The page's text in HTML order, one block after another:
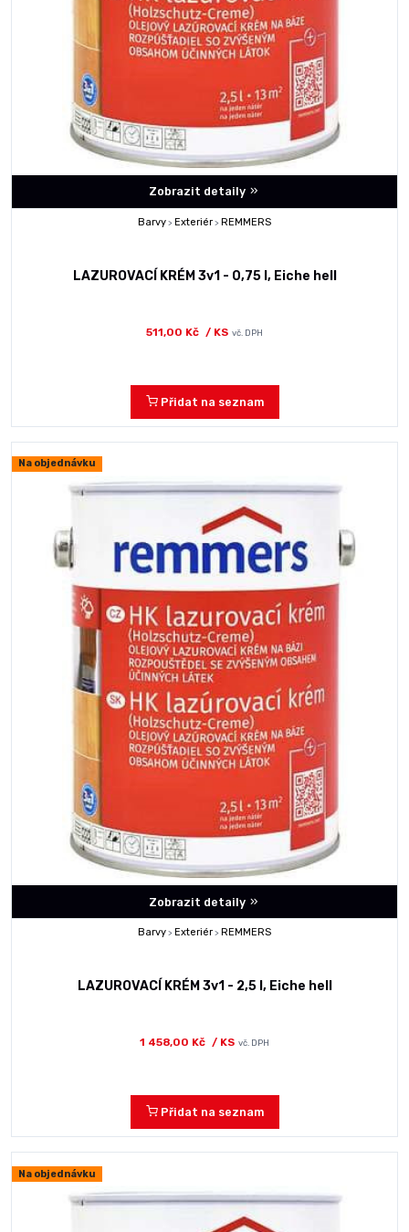
Zobrazit detaily
Barvy> Exteriér> REMMERS
LAZUROVACÍ KRÉM 3v1 - 0,75 l, Eiche hell
511,00 Kč / KS vč. DPH
Přidat na seznam
Na objednávku
Zobrazit detaily
Barvy> Exteriér> REMMERS
LAZUROVACÍ KRÉM 3v1 - 2,5 l, Eiche hell
1 458,00 Kč / KS vč. DPH
Přidat na seznam
Na objednávku